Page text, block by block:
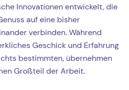
Innovationen entwickelt, die
auf eine bisher
verbinden. Während
Geschick und Erfahrung
bestimmten, übernehmen
Großteil der Arbeit.